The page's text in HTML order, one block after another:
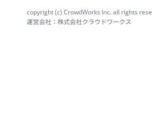
copyright (c) CrowdWorks Inc. all rights
運営会社：株式会社クラウドワークス